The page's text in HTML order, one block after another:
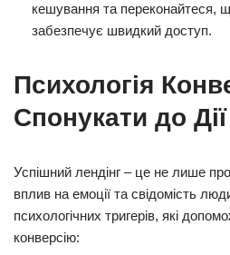
кешування та переконайтеся,
забезпечує швидкий доступ.
Психологія
Спонукати до Дії
Успішний лендінг – це не лише
вплив на емоції та свідомість
психологічних тригерів, які
конверсію: